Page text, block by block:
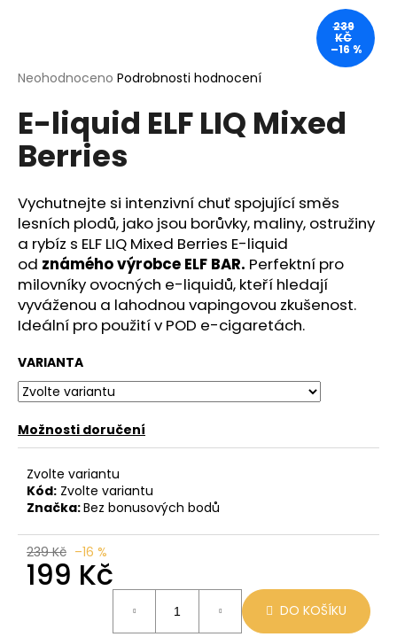
Průměrné
produktu
je
0,0
hvězdiček.
Neohodnoceno Podrobnosti hodnocení
E-liquid ELF LIQ Mixed
Berries
Vychutnejte si intenzivní chuť spojující směs
lesních plodů, jako jsou borůvky, maliny, ostružiny
a rybíz s ELF LIQ Mixed Berries E-liquid
od známého výrobce ELF BAR. Perfektní pro
milovníky ovocných e-liquidů, kteří hledají
vyváženou a lahodnou vapingovou zkušenost.
Ideální pro použití v POD e-cigaretách.
VARIANTA
Možnosti doručení
Zvolte variantu
Kód: Zvolte variantu
Značka:Bez bonusových bodů
239 Kč –16 %
199 Kč
DO KOŠÍKU
239
KČ
–16 %
í
t
?
HLEDAT
D
o
p
r
u
č
u
j
m
e
LIO
POD
STRAWBERRY